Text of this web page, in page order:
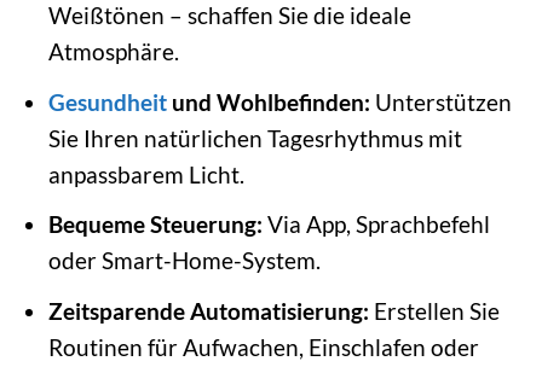
Weißtönen – schaffen Sie die ideale
Atmosphäre.
Gesundheitund Wohlbefinden: Unterstützen
Sie Ihren natürlichen Tagesrhythmus mit
anpassbarem Licht.
Bequeme Steuerung: Via App, Sprachbefehl
oder Smart-Home-System.
Zeitsparende Automatisierung: Erstellen Sie
Routinen für Aufwachen, Einschlafen oder